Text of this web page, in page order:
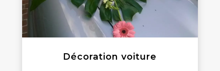
Décoration voiture